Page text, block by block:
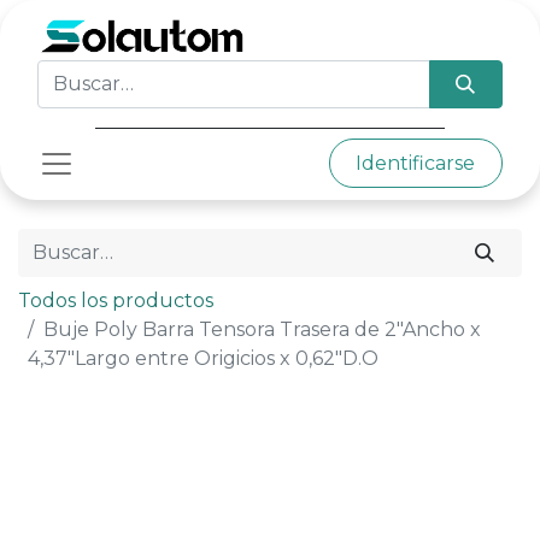
Identificarse
Todos los productos
Buje Poly Barra Tensora Trasera de 2"Ancho x
4,37"Largo entre Origicios x 0,62"D.O